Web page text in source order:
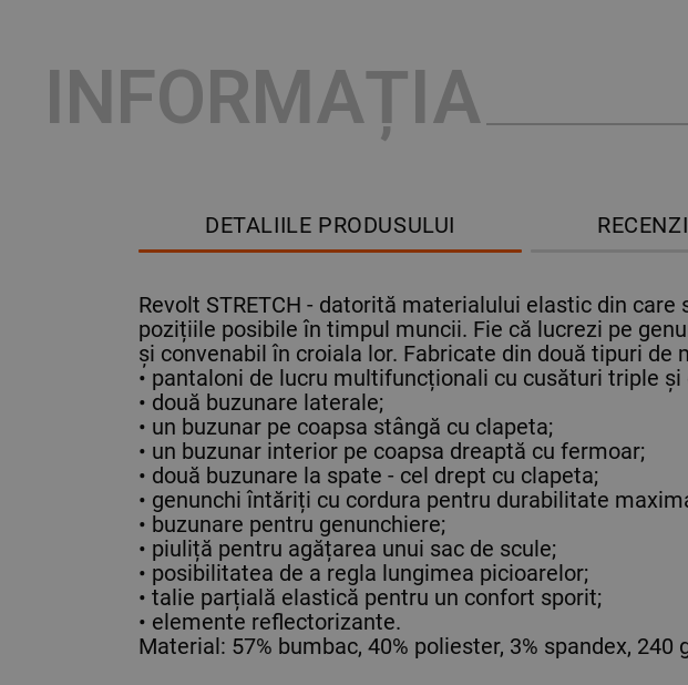
INFORMAȚIA
DETALIILE PRODUSULUI
Revolt STRETCH - datorită materialului elastic din
pozițiile posibile în timpul muncii. Fie că lucrezi pe
și convenabil în croiala lor. Fabricate din două tipuri de
• pantaloni de lucru multifuncționali cu cusături triple
• două buzunare laterale;
• un buzunar pe coapsa stângă cu clapeta;
• un buzunar interior pe coapsa dreaptă cu fermoar;
• două buzunare la spate - cel drept cu clapeta;
• genunchi întăriți cu cordura pentru durabilitate
• buzunare pentru genunchiere;
• piuliță pentru agățarea unui sac de scule;
• posibilitatea de a regla lungimea picioarelor;
• talie parțială elastică pentru un confort sporit;
• elemente reflectorizante.
Material: 57% bumbac, 40% poliester, 3% spandex,